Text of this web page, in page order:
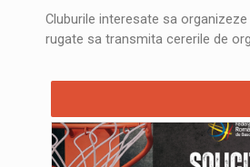
Cluburile interesate sa
rugate sa transmita cererile de